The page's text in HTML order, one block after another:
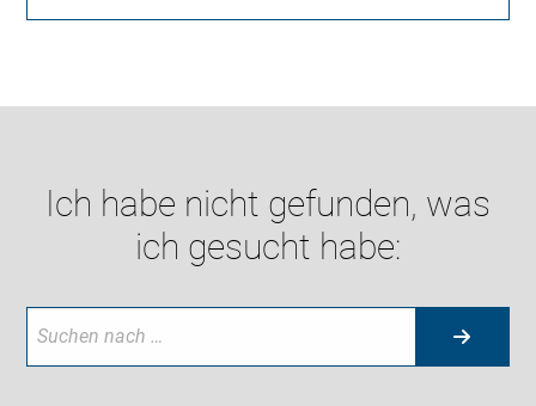
Ich habe nicht gefunden, was
ich gesucht habe: